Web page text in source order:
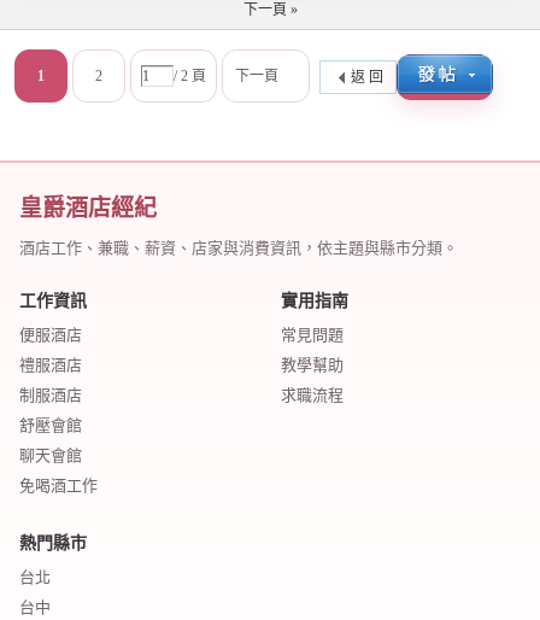
下一頁 »
1 2 / 2 頁 下一頁 返 回
皇爵酒店經紀
酒店工作、兼職、薪資、店家與消費資訊，依主題與縣市分類。
工作資訊
便服酒店
禮服酒店
制服酒店
舒壓會館
聊天會館
免喝酒工作
實用指南
常見問題
教學幫助
求職流程
熱門縣市
台北
台中